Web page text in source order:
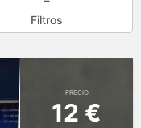
Filtros
PRECIO
12 €